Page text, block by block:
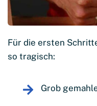
Für die ersten
so tragisch:
Grob